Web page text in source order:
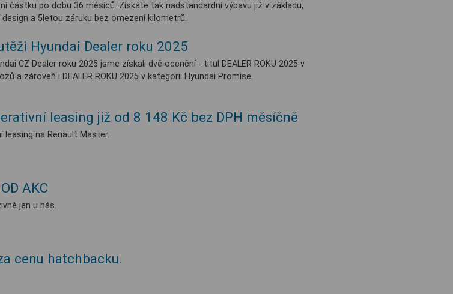
částku po dobu 36 měsíců. Získáte tak nadstandardní výbavu již v základu,
a 5letou záruku bez omezení kilometrů.
Hyundai Dealer roku 2025
CZ Dealer roku 2025 jsme získali dvě ocenění - titul DEALER ROKU 2025 v
a zároveň i DEALER ROKU 2025 v kategorii Hyundai Promise.
leasing již od 8 148 Kč bez DPH měsíčně
leasing na Renault Master.
AKC
jen u nás.
cenu hatchbacku.